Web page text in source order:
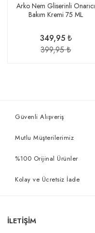
Arko Nem Gliserinli Onarıcı
Bakım Kremi 75 ML
349,95 ₺
399,95 ₺
Güvenli Alışveriş
Mutlu Müşterilerimiz
%100 Orijinal Ürünler
Kolay ve Ücretsiz İade
İLETİŞİM